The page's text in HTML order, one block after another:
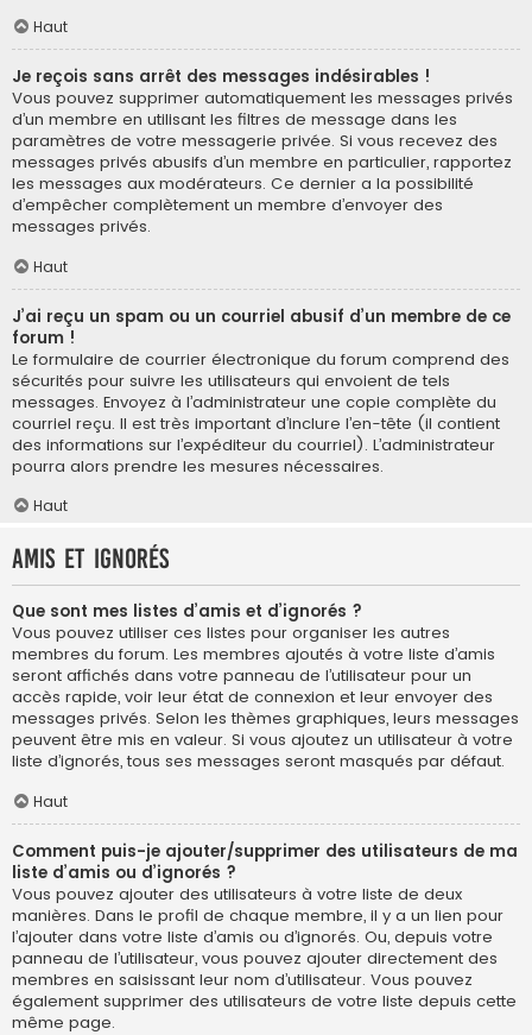
Haut
Je reçois sans arrêt des messages indésirables !
Vous pouvez supprimer automatiquement les messages privés
d’un membre en utilisant les filtres de message dans les
paramètres de votre messagerie privée. Si vous recevez des
messages privés abusifs d’un membre en particulier, rapportez
les messages aux modérateurs. Ce dernier a la possibilité
d’empêcher complètement un membre d’envoyer des
messages privés.
Haut
J’ai reçu un spam ou un courriel abusif d’un membre de ce
forum !
Le formulaire de courrier électronique du forum comprend des
sécurités pour suivre les utilisateurs qui envoient de tels
messages. Envoyez à l’administrateur une copie complète du
courriel reçu. Il est très important d’inclure l’en-tête (il contient
des informations sur l’expéditeur du courriel). L’administrateur
pourra alors prendre les mesures nécessaires.
Haut
Amis et ignorés
Que sont mes listes d’amis et d’ignorés ?
Vous pouvez utiliser ces listes pour organiser les autres
membres du forum. Les membres ajoutés à votre liste d’amis
seront affichés dans votre panneau de l’utilisateur pour un
accès rapide, voir leur état de connexion et leur envoyer des
messages privés. Selon les thèmes graphiques, leurs messages
peuvent être mis en valeur. Si vous ajoutez un utilisateur à votre
liste d’ignorés, tous ses messages seront masqués par défaut.
Haut
Comment puis-je ajouter/supprimer des utilisateurs de ma
liste d’amis ou d’ignorés ?
Vous pouvez ajouter des utilisateurs à votre liste de deux
manières. Dans le profil de chaque membre, il y a un lien pour
l’ajouter dans votre liste d’amis ou d’ignorés. Ou, depuis votre
panneau de l’utilisateur, vous pouvez ajouter directement des
membres en saisissant leur nom d’utilisateur. Vous pouvez
également supprimer des utilisateurs de votre liste depuis cette
même page.